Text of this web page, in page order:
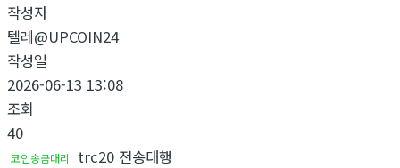
작성자
텔레@UPCOIN24
작성일
2026-06-13 13:08
조회
40
코인송금대리 trc20 전송대행